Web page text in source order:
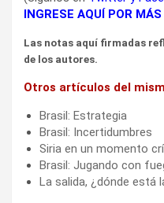
INGRESE AQUÍ POR
Las notas aquí firmadas
de los autores.
Otros artículos del
Brasil: Estrategia
Brasil: Incertidumbres
Siria en un momento
Brasil: Jugando con
La salida, ¿dónde está